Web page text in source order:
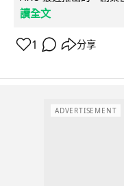
讀全文
1 分享
ADVERTISEMENT